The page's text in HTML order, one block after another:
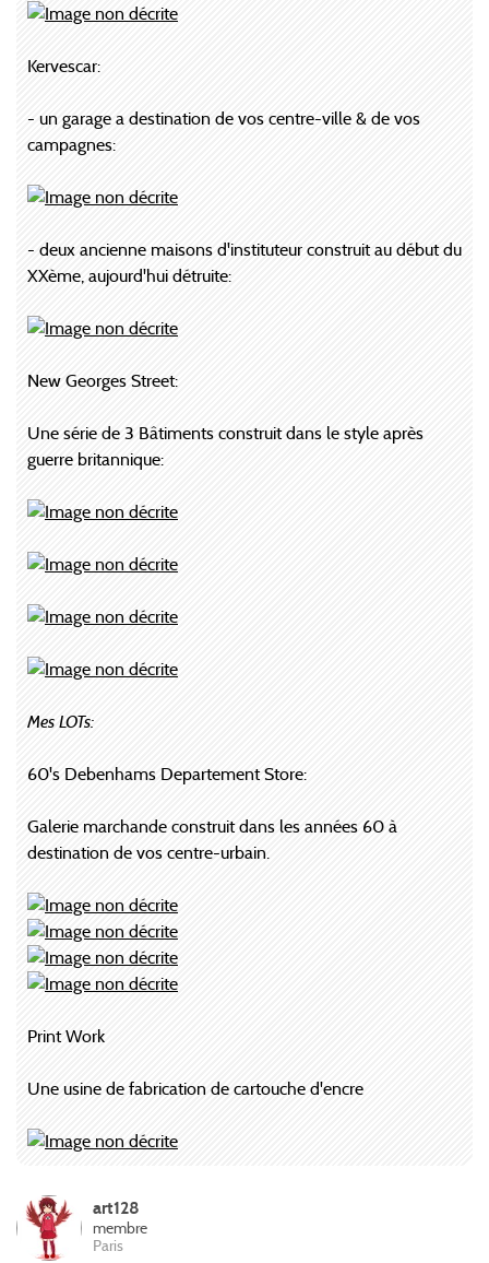
Kervescar:
- un garage a destination de vos centre-ville & de vos
campagnes:
- deux ancienne maisons d'instituteur construit au début du
XXème, aujourd'hui détruite:
New Georges Street:
Une série de 3 Bâtiments construit dans le style après
guerre britannique:
Mes LOTs:
60's Debenhams Departement Store:
Galerie marchande construit dans les années 60 à
destination de vos centre-urbain.
Print Work
Une usine de fabrication de cartouche d'encre
art128
membre
Paris